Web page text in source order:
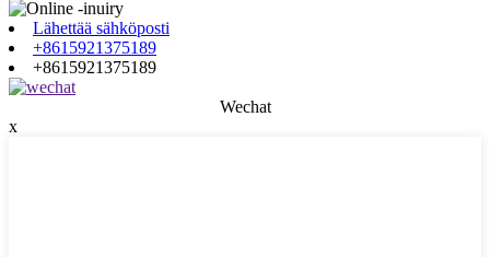
Lähettää sähköposti
+8615921375189
+8615921375189
Wechat
x